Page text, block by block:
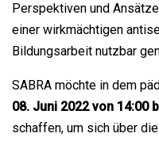
Perspektiven und
einer wirkmächtigen
Bildungsarbeit nutzbar
SABRA möchte in dem
08. Juni 2022 von 14:00
schaffen, um sich über